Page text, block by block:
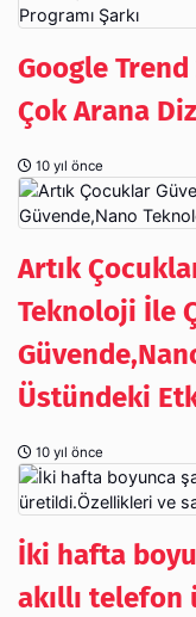
Google Trend
Çok Arana
10 yıl önce
Artık
Teknoloji İle
Üstündeki
10 yıl önce
İki hafta
akıllı